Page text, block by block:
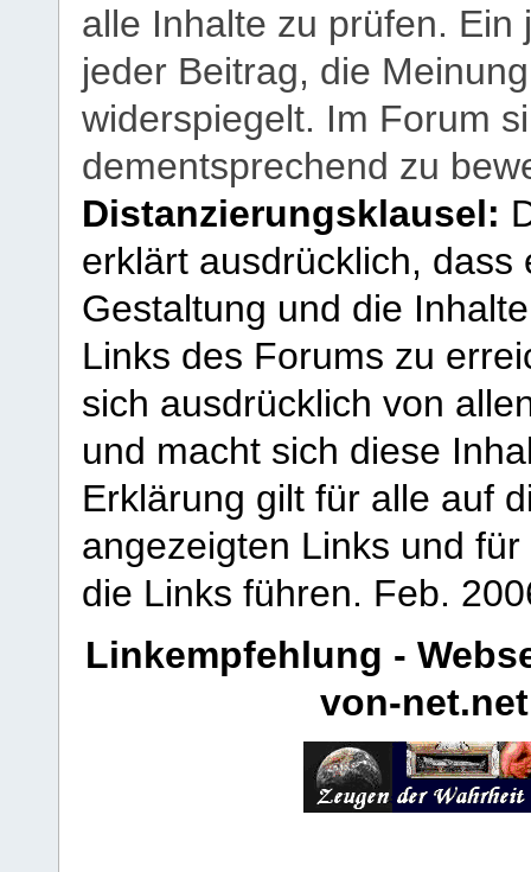
alle Inhalte zu prüfen.
jeder Beitrag, die
widerspiegelt. Im Forum
dementsprechend zu
Distanzierungsklausel:
erklärt ausdrücklich,
Gestaltung und die
Links des Forums zu
sich ausdrücklich von
und macht sich diese
Erklärung gilt für alle auf
angezeigten Links und
die Links führen. Feb.
Linkempfehlung -
von-net.net